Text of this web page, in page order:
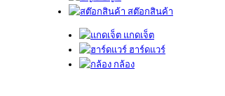
สต๊อกสินค้า
แกดเจ็ต
ฮาร์ดแวร์
กล้อง